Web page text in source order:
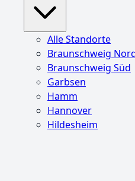
Alle Standorte
Braunschweig
Braunschweig Süd
Garbsen
Hamm
Hannover
Hildesheim